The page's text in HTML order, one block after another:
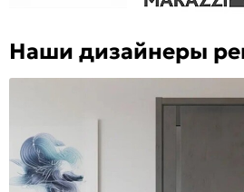
Наши дизайнеры